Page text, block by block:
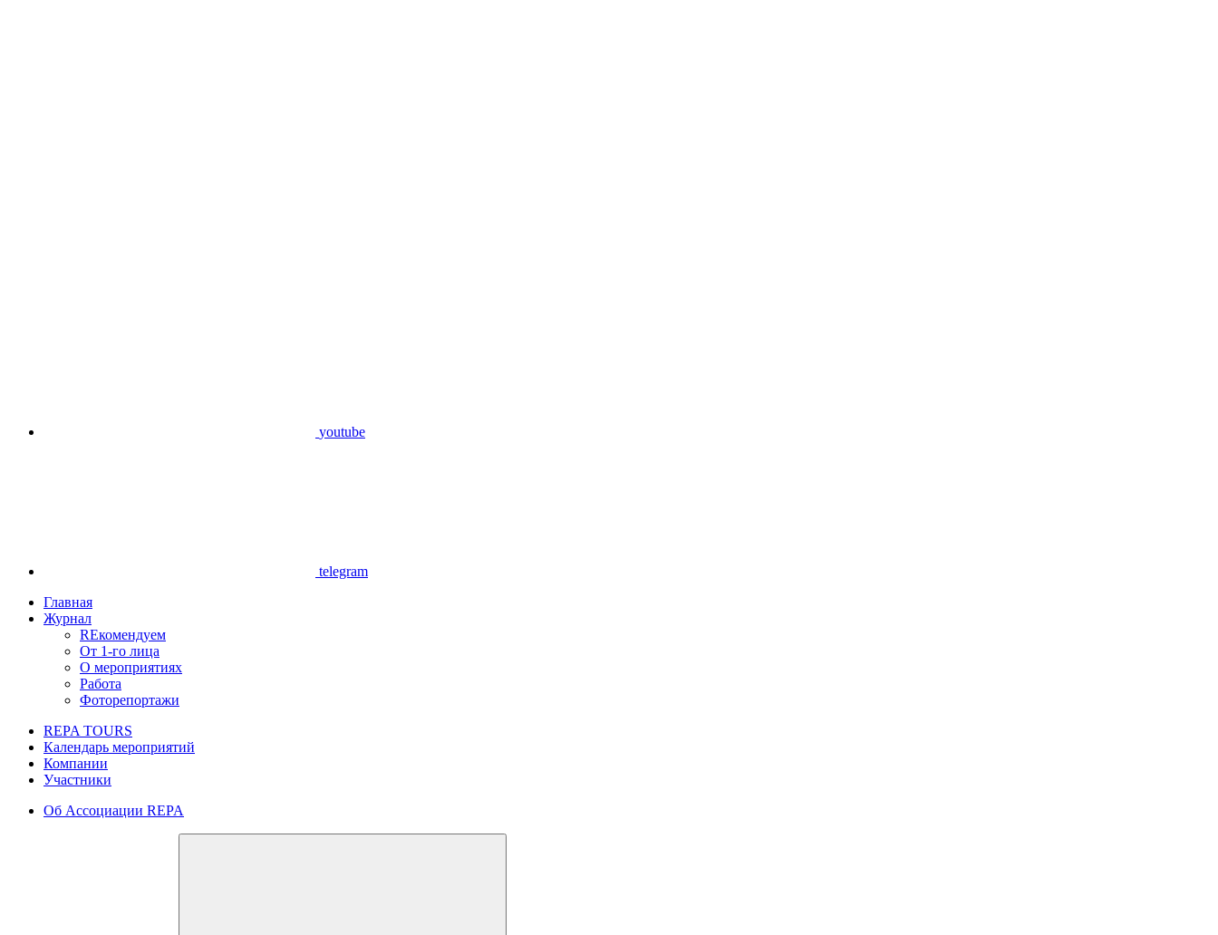
youtube
telegram
Главная
Журнал
REкомендуем
От 1-го лица
О мероприятиях
Работа
Фоторепортажи
REPA TOURS
Календарь мероприятий
Компании
Участники
Об Ассоциации REPA